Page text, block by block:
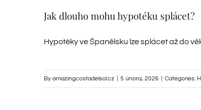
Jak dlouho mohu hypotéku splácet?
Hypotéky ve Španělsku lze splácet až do
By amazingcostadelsol.cz 5 února, 2026 Categories: